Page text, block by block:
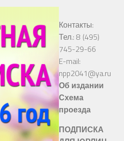
Контакты:
Тел.: 8 (495)
745-29-66
E-mail:
npp2041@ya.ru
Об издании
Схема
проезда
ПОДПИСКА